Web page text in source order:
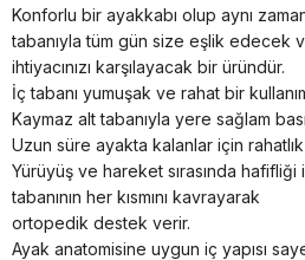
Konforlu bir ayakkabı olup aynı
tabanıyla tüm gün size eşlik edecek
ihtiyacınızı karşılayacak bir üründür.
İç tabanı yumuşak ve rahat bir
Kaymaz alt tabanıyla yere sağlam
Uzun süre ayakta kalanlar için
Yürüyüş ve hareket sırasında
tabanının her kısmını kavrayarak
ortopedik destek verir.
Ayak anatomisine uygun iç yapısı